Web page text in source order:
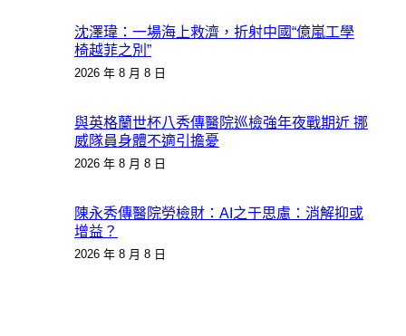
沈澤瑋：一場海上救濟，折射中國“億嵐工學
椅越菲之別”
2026 年 8 月 8 日
與英格蘭世杯八秀傳醫院巡檢強年夜戰期近 挪
威隊員身體不適引擔憂
2026 年 8 月 8 日
陳永秀傳醫院勞檢財：AI之于思慮：消解抑或
增益？
2026 年 8 月 8 日